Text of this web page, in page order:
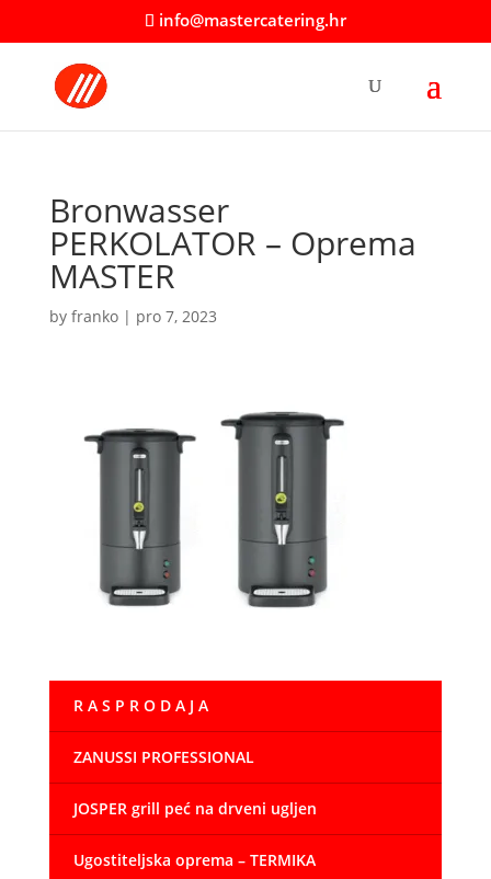
info@mastercatering.hr
Bronwasser
PERKOLATOR – Oprema
MASTER
by franko| pro 7, 2023
R A S P R O D A J A
ZANUSSI PROFESSIONAL
JOSPER grill peć na drveni ugljen
Ugostiteljska oprema – TERMIKA